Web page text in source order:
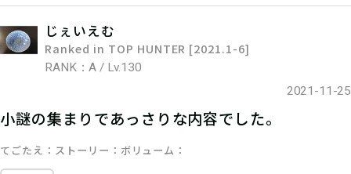
じぇいえむ
Ranked in TOP HUNTER [2021.1-6]
RANK：A / Lv.130
2021-11-25
小謎の集まりであっさりな内容でした。
てごたえ ストーリー ボリューム